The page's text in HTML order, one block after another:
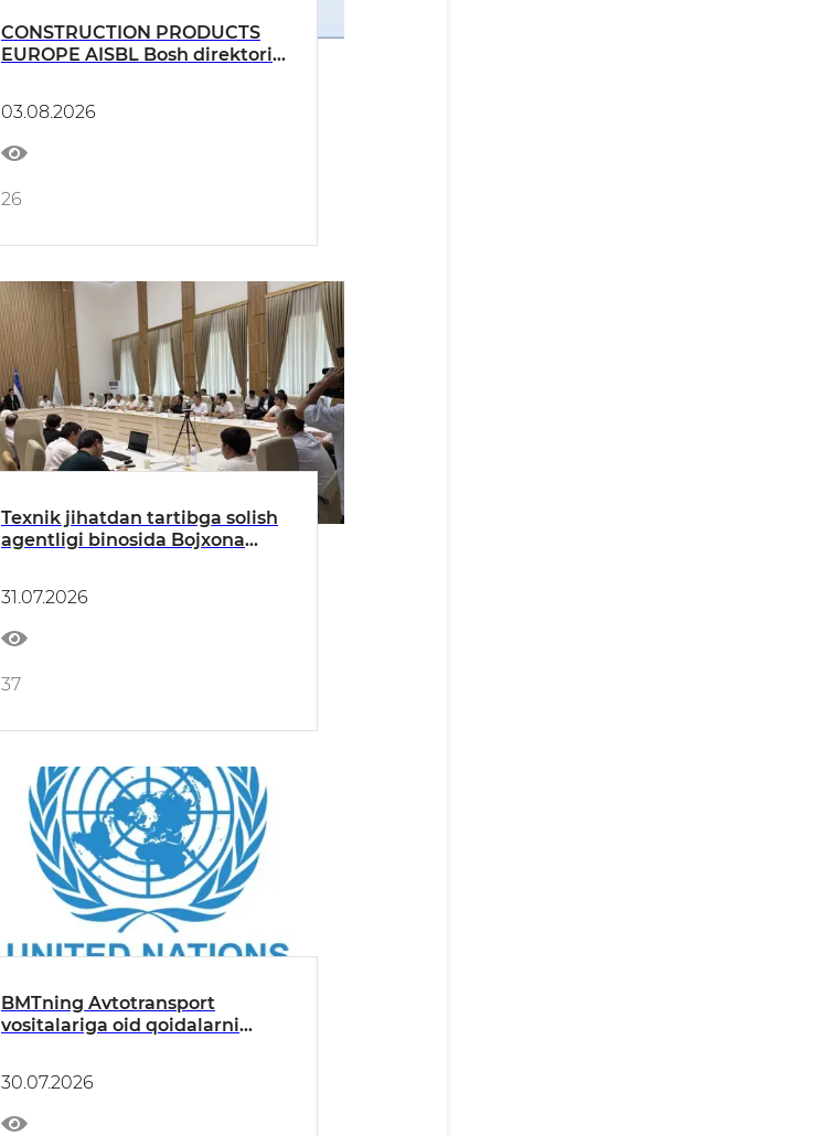
CONSTRUCTION PRODUCTS
EUROPE AISBL Bosh direktori
03.08.2026
26
Texnik jihatdan tartibga solish
agentligi binosida Bojxona
baholash faoliyati bilan
shug‘ullanuvchi tadbirkorlik
sub’yektlari ishtirokida ochiq
muloqot
31.07.2026
37
BMTning Avtotransport
vositalariga oid qoidalarni
30.07.2026